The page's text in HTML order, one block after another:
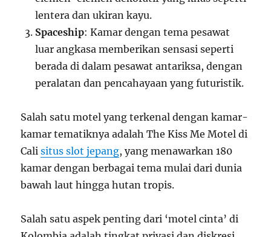
lentera dan ukiran kayu.
Spaceship: Kamar dengan tema pesawat
luar angkasa memberikan sensasi seperti
berada di dalam pesawat antariksa, dengan
peralatan dan pencahayaan yang futuristik.
Salah satu motel yang terkenal dengan kamar-
kamar tematiknya adalah The Kiss Me Motel di
Calisitus slot jepang, yang menawarkan 180
kamar dengan berbagai tema mulai dari dunia
bawah laut hingga hutan tropis.
Salah satu aspek penting dari ‘motel cinta’ di